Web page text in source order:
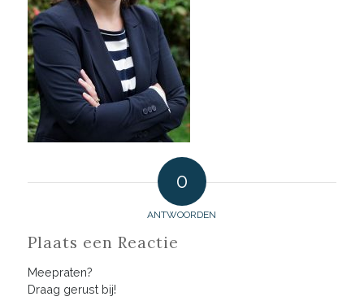
0
ANTWOORDEN
Plaats een Reactie
Meepraten?
Draag gerust bij!